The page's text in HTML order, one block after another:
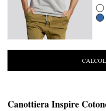
Canottiera Inspire